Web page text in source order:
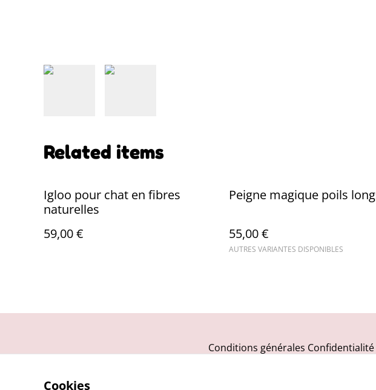
Related items
Igloo pour chat en fibres
naturelles
59,00 €
Peigne magique poils
55,00 €
AUTRES VARIANTES DISPONIBLES
Conditions générales Confidentialité
Cookies